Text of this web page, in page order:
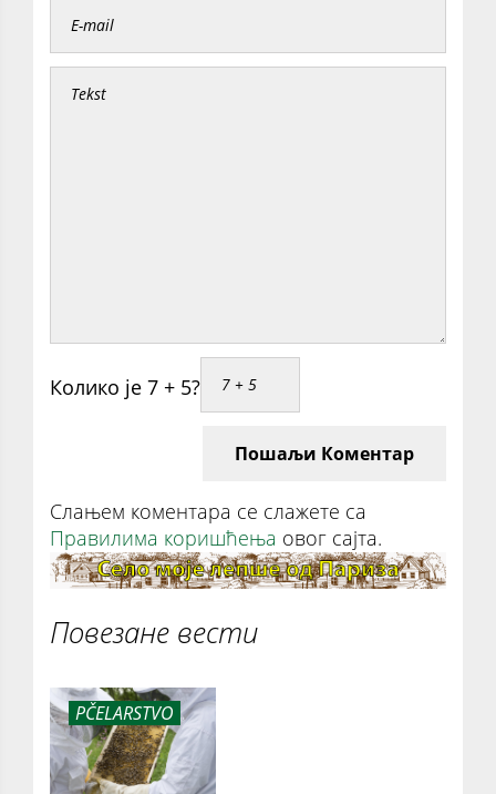
Колико је 7 + 5?
Пошаљи Коментар
Слањем коментара се слажете са
Правилима коришћења овог сајта.
Повезане вести
PČELARSTVO